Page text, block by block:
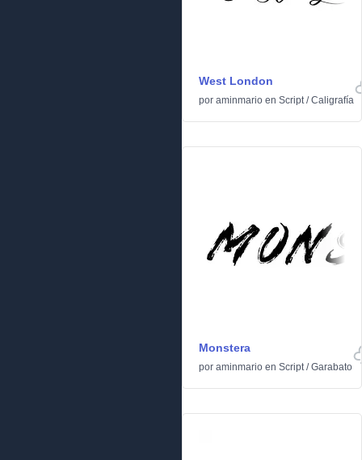
West London
por aminmario en Script/Caligrafía
Monstera
por aminmario en Script/Garabato